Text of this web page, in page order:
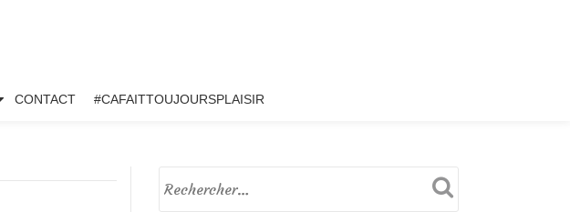
CONTACT #CAFAITTOUJOURSPLAISIR